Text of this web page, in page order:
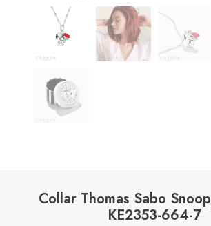
Collar Thomas Sabo
KE2353-664-7